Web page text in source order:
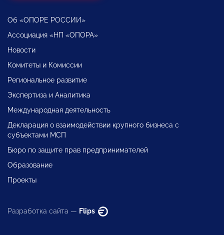
Об «ОПОРЕ РОССИИ»
Ассоциация «НП «ОПОРА»
Новости
Комитеты и Комиссии
Региональное развитие
Экспертиза и Аналитика
Международная деятельность
Декларация о взаимодействии крупного бизнеса с
субъектами МСП
Бюро по защите прав предпринимателей
Образование
Проекты
Разработка сайта — Flips